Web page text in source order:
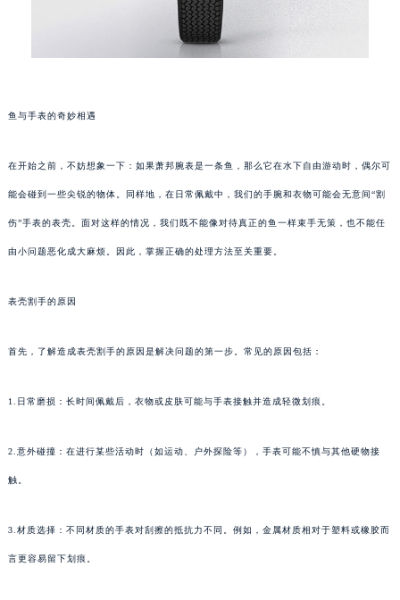
鱼与手表的奇妙相遇
在开始之前，不妨想象一下：如果萧邦腕表是一条鱼，那么它在水下自由游动时，偶尔可
能会碰到一些尖锐的物体。同样地，在日常佩戴中，我们的手腕和衣物可能会无意间“割
伤”手表的表壳。面对这样的情况，我们既不能像对待真正的鱼一样束手无策，也不能任
由小问题恶化成大麻烦。因此，掌握正确的处理方法至关重要。
表壳割手的原因
首先，了解造成表壳割手的原因是解决问题的第一步。常见的原因包括：
1.日常磨损：长时间佩戴后，衣物或皮肤可能与手表接触并造成轻微划痕。
2.意外碰撞：在进行某些活动时（如运动、户外探险等），手表可能不慎与其他硬物接
触。
3.材质选择：不同材质的手表对刮擦的抵抗力不同。例如，金属材质相对于塑料或橡胶而
言更容易留下划痕。